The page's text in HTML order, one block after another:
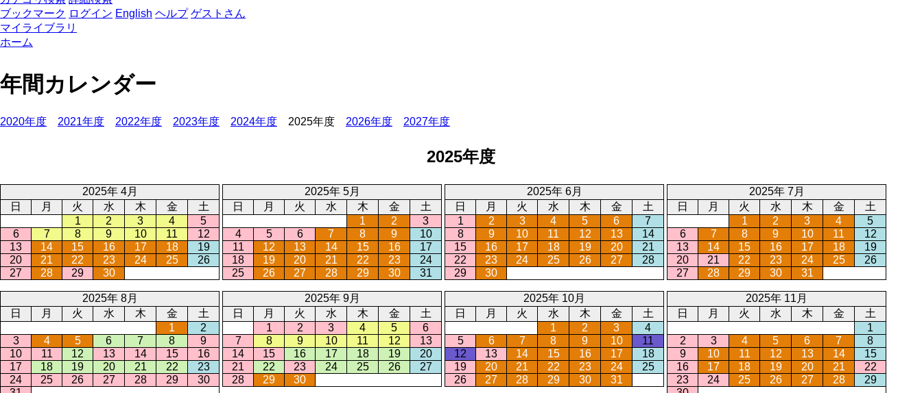
ブックマーク ログイン English ヘルプ ゲストさん
マイライブラリ
ホーム
年間カレンダー
2020年度 2021年度 2022年度 2023年度 2024年度 2025年度 2026年度 2027年度
2025年度
2025年 4月
日
月 火 水 木 金
土
1
2 3 4
5
6
7 8 9 10 11
12
13
14 15 16 17 18
19
20
21 22 23 24 25
26
27
28 29 30
2025年 5月
日
月 火 水 木 金
土
1
2
3
4
5 6 7 8 9
10
11
12 13 14 15 16
17
18
19 20 21 22 23
24
25
26 27 28 29 30 31
2025年 6月
日
月 火 水 木 金
土
1
2 3 4 5 6
7
8
9 10 11 12 13
14
15
16 17 18 19 20
21
22
23 24 25 26 27
28
29
30
2025年 7月
日
月 火 水 木 金
土
1
2 3 4
5
6
7 8 9 10 11
12
13
14 15 16 17 18
19
20
21 22 23 24 25
26
27
28 29 30 31
2025年 8月
日
月 火 水 木 金
土
1
2
3
4 5 6 7 8
9
10
11 12 13 14 15
16
17
18 19 20 21 22
23
24
25 26 27 28 29
30
2025年 9月
日
月 火 水 木 金
土
1
2 3 4 5
6
7
8 9 10 11 12
13
14
15 16 17 18 19
20
21
22 23 24 25 26
27
28
29 30
2025年 10月
日
月 火 水 木 金
土
1
2 3
4
5
6 7 8 9 10
11
12
13 14 15 16 17
18
19
20 21 22 23 24
25
26
27 28 29 30 31
2025年 11月
日
月 火 水 木 金
土
1
2
3 4 5 6 7
8
9
10 11 12 13 14
15
16
17 18 19 20 21
22
23
24 25 26 27 28
29